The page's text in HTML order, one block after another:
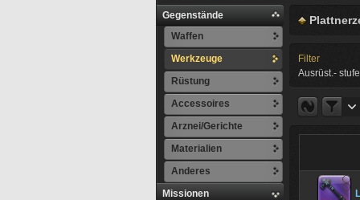
Gegenstände
Waffen
Werkzeuge
Rüstung
Accessoires
Arznei/Gerichte
Materialien
Anderes
Missionen
Filter
Ausrüst.-